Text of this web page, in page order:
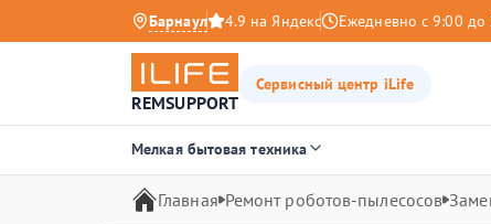
Барнаул 4.9 на Яндекс Ежедневно с 9:00 до
REMSUPPORT
Сервисный центр iLife
Мелкая бытовая техника
Главная Ремонт роботов-пылесосов